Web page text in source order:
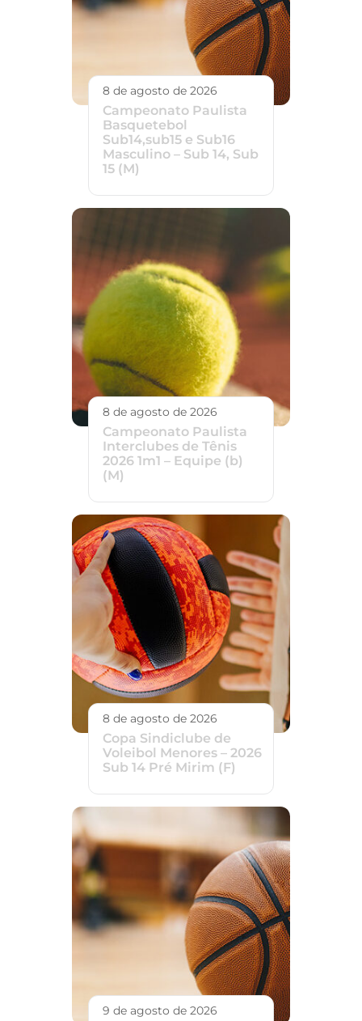
8 de agosto de 2026
Campeonato Paulista
Basquetebol
Sub14,sub15 e Sub16
Masculino – Sub 14, Sub
15 (M)
8 de agosto de 2026
Campeonato Paulista
Interclubes de Tênis
2026 1m1 – Equipe (b)
(M)
8 de agosto de 2026
Copa Sindiclube de
Voleibol Menores – 2026
Sub 14 Pré Mirim (F)
9 de agosto de 2026